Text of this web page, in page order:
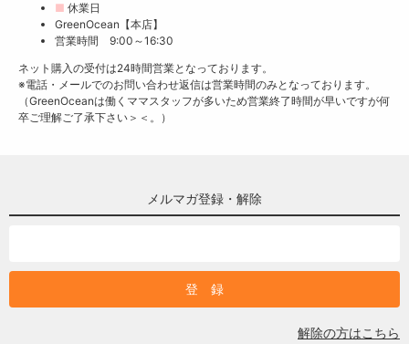
■ 休業日
GreenOcean【本店】
営業時間 9:00～16:30
ネット購入の受付は24時間営業となっております。
※電話・メールでのお問い合わせ返信は営業時間のみとなっております。
（GreenOceanは働くママスタッフが多いため営業終了時間が早いですが何
卒ご理解ご了承下さい＞＜。）
メルマガ登録・解除
解除の方はこちら